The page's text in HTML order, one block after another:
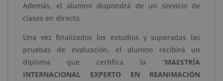
Además, el alumno dispondrá de un servicio de
clases en directo.
Una vez finalizados los estudios y superadas las
pruebas de evaluación, el alumno recibirá un
diploma que certifica la “MAESTRÍA
INTERNACIONAL EXPERTO EN REANIMACIÓN